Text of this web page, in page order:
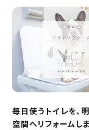
毎日使うトイレを、
空間へリフォームし